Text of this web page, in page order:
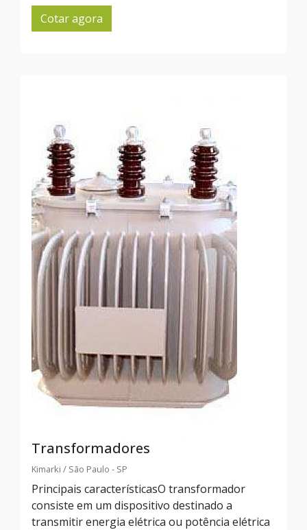
Cotar agora
Transformadores
Kimarki / São Paulo - SP
Principais característicasO transformador
consiste em um dispositivo destinado a
transmitir energia elétrica ou potência elétrica